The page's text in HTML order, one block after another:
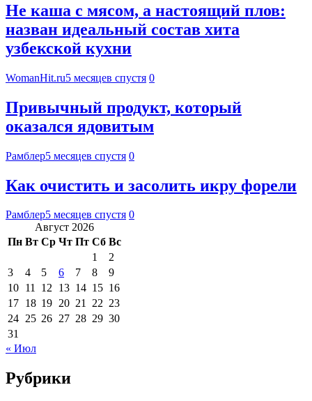
Не каша с мясом, а настоящий плов:
назван идеальный состав хита
узбекской кухни
WomanHit.ru5 месяцев спустя 0
Привычный продукт, который
оказался ядовитым
Рамблер5 месяцев спустя 0
Как очистить и засолить икру форели
Рамблер5 месяцев спустя 0
Август 2026
Пн Вт Ср Чт Пт Сб Вс
1
2
3
4 5 6 7 8
9
10 11 12 13 14 15 16
17 18 19 20 21 22 23
24 25 26 27 28 29 30
31
« Июл
Рубрики